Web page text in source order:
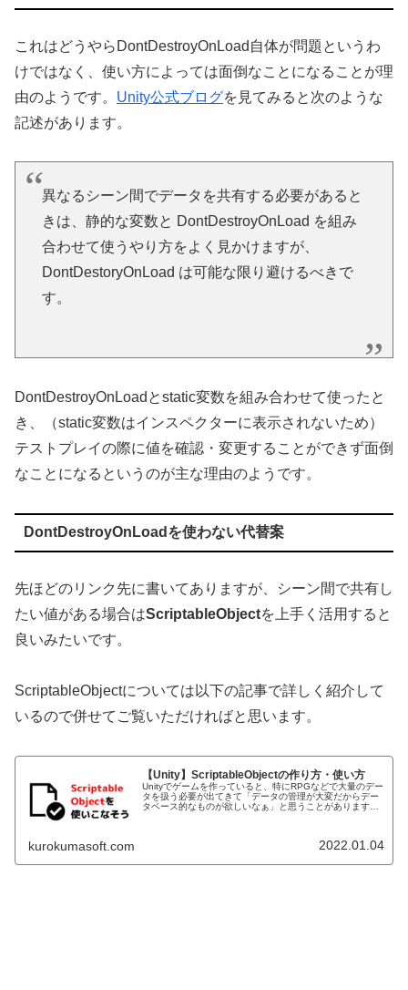
これはどうやらDontDestroyOnLoad自体が問題というわ
けではなく、使い方によっては面倒なことになることが理
由のようです。 Unity公式ブログを見てみると次のような
記述があります。
異なるシーン間でデータを共有する必要があると
きは、静的な変数と DontDestroyOnLoad を組み
合わせて使うやり方をよく見かけますが、
DontDestoryOnLoad は可能な限り避けるべきで
す。
DontDestroyOnLoadとstatic変数を組み合わせて使ったと
き、（static変数はインスペクターに表示されないため）
テストプレイの際に値を確認・変更することができず面倒
なことになるというのが主な理由のようです。
DontDestroyOnLoadを使わない代替案
先ほどのリンク先に書いてありますが、シーン間で共有し
たい値がある場合はScriptableObjectを上手く活用すると
良いみたいです。
ScriptableObjectについては以下の記事で詳しく紹介して
いるので併せてご覧いただければと思います。
【Unity】ScriptableObjectの作り方・使い方
Unityでゲームを作っていると、特にRPGなどで大量のデー
タを扱う必要が出てきて「データの管理が大変だからデー
タベース的なものが欲しいなぁ」と思うことがあります。
kurokumasoft.com 2022.01.04